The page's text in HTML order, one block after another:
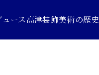
ース高津装飾美術の歴史